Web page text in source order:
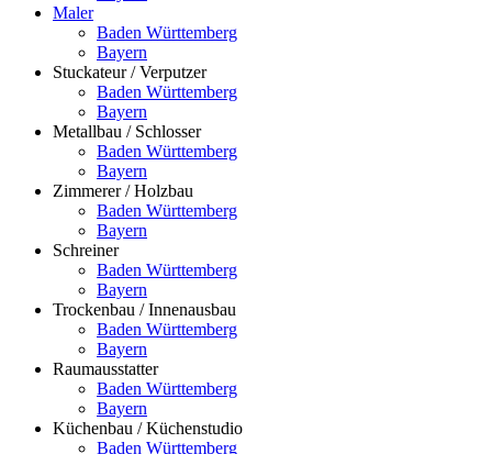
Maler
Baden Württemberg
Bayern
Stuckateur / Verputzer
Baden Württemberg
Bayern
Metallbau / Schlosser
Baden Württemberg
Bayern
Zimmerer / Holzbau
Baden Württemberg
Bayern
Schreiner
Baden Württemberg
Bayern
Trockenbau / Innenausbau
Baden Württemberg
Bayern
Raumausstatter
Baden Württemberg
Bayern
Küchenbau / Küchenstudio
Baden Württemberg